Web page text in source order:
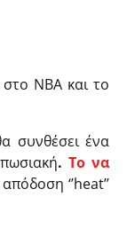
NBA και το
συνθέσει ένα
. Το να
‘’heat’’